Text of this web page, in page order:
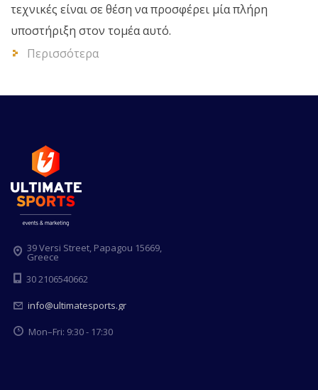
τεχνικές είναι σε θέση να προσφέρει μία πλήρη
υποστήριξη στον τομέα αυτό.
Περισσότερα
39 Versi Street, Papagou 15669,
Greece
30 2106540662
info@ultimatesports.gr
Mon–Fri: 9:30 - 17:30